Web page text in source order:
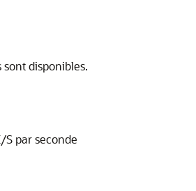
disponibles.
S par seconde